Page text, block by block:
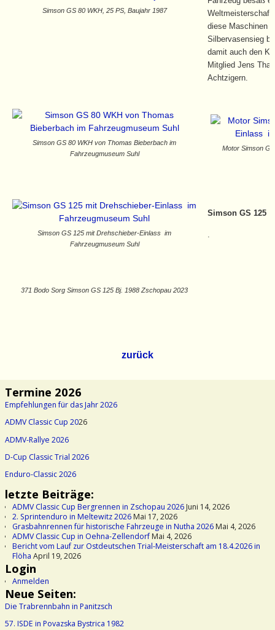
Simson GS 80 WKH, 25 PS, Baujahr 1987
diese Maschinen
Silbervasensieg
damit auch den
Mitglied Jens
Achtzigern.
Simson GS 80 WKH von Thomas Bieberbach im
Fahrzeugmuseum Suhl
Motor Simson
Simson GS 125 mit Drehschieber-Einlass im
Fahrzeugmuseum Suhl
Simson GS 125
371 Bodo Sorg Simson GS 125 Bj. 1988 Zschopau 2023
zurück
Termine 2026
Empfehlungen für das Jahr 2026
ADMV Classic Cup 2026
ADMV-Rallye 2026
D-Cup Classic Trial 2026
Enduro-Classic 2026
letzte Beiträge:
ADMV Classic Cup Bergrennen in Zschopau 2026Juni 14, 2026
2. Sprintenduro in Meltewitz 2026Mai 17, 2026
Grasbahnrennen für historische Fahrzeuge in Nutha 2026Mai 4, 2026
ADMV Classic Cup in Oehna-ZellendorfMai 4, 2026
Bericht vom Lauf zur Ostdeutschen Trial-Meisterschaft am 18.4.2026 in
Flöha April 19, 2026
Login
Anmelden
Neue Seiten:
Die Trabrennbahn in Panitzsch
57. ISDE in Povazska Bystrica 1982